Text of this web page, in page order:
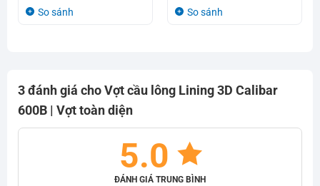
2.700.000₫.
là: So sánh So sánh
3 đánh giá choVợt cầu lông Lining 3D Calibar
600B | Vợt toàn diện
5.0
ĐÁNH GIÁ TRUNG BÌNH